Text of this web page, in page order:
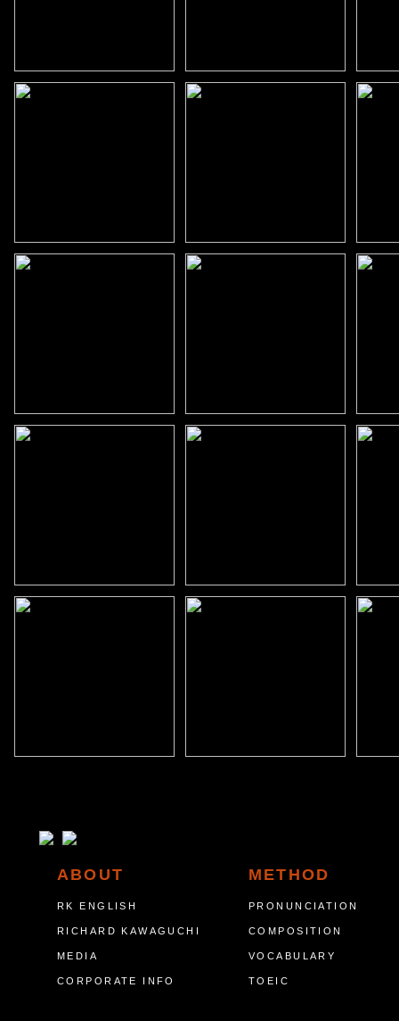
ABOUT
RK ENGLISH
RICHARD KAWAGUCHI
MEDIA
CORPORATE INFO
METHOD
PRONUNCIATION
COMPOSITION
VOCABULARY
TOEIC